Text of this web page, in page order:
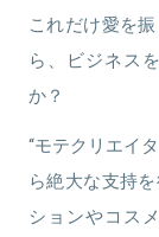
関連情報をみる
これだけ愛を
ら、ビジネス
か？
“モテクリエイ
ら絶大な支持
ションやコス